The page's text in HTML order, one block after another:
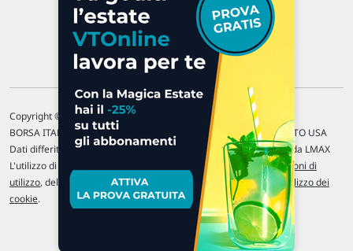
Contattaci
Copyright © 1996-2026 Traderlink Italia s.r.l.
BORSA ITALIANA Quotazioni di borsa differite di 15 min. / MERCATO USA
Dati differiti di 15 min. (fonte Intrinio) / FOREX Quotazioni fornite da LMAX
L'utilizzo di questo sito implica l'accettazione delle nostre Condizioni di
utilizzo, del Disclaimer MAR, delle Politiche sulla privacye dell' Utilizzo dei
cookie.